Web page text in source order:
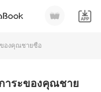
ของคุณชายซือ
าระของคุณชาย